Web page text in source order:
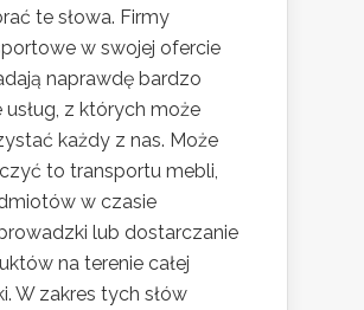
te słowa. Firmy
w swojej ofercie
naprawdę bardzo
usług, z których może
każdy z nas. Może
to transportu mebli,
w czasie
lub dostarczanie
na terenie całej
W zakres tych słów